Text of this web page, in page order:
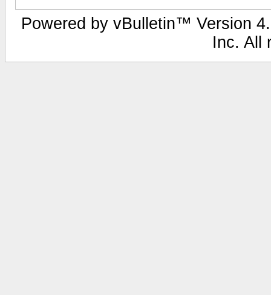
Powered by vBulletin™ Version
Inc. All